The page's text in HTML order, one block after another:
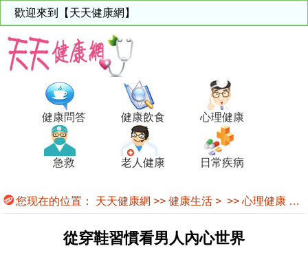
歡迎來到【天天健康網】
健康問答 健康飲食 心理健康
急救 老人健康 日常疾病
您现在的位置： 天天健康網 >> 健康生活 > >> 心理健康
從穿鞋習慣看男人內心世界